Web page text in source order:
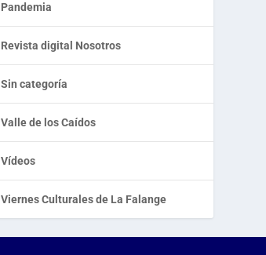
Pandemia
Revista digital Nosotros
Sin categoría
Valle de los Caídos
Vídeos
Viernes Culturales de La Falange